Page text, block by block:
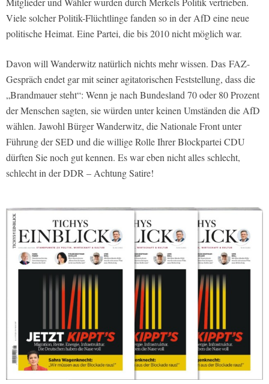
Viele solcher Politik-Flüchtlinge fanden so in der AfD eine neue
politische Heimat. Eine Partei, die bis 2010 nicht möglich war.
Davon will Wanderwitz natürlich nichts mehr wissen. Das FAZ-
Gespräch endet gar mit seiner agitatorischen Feststellung, dass die
„Brandmauer steht“: Wenn je nach Bundesland 70 oder 80 Prozent
der Menschen sagten, sie würden unter keinen Umständen die AfD
wählen. Jawohl Bürger Wanderwitz, die Nationale Front unter
Führung der SED und die willige Rolle Ihrer Blockpartei CDU
dürften Sie noch gut kennen. Es war eben nicht alles schlecht,
schlecht in der DDR – Achtung Satire!